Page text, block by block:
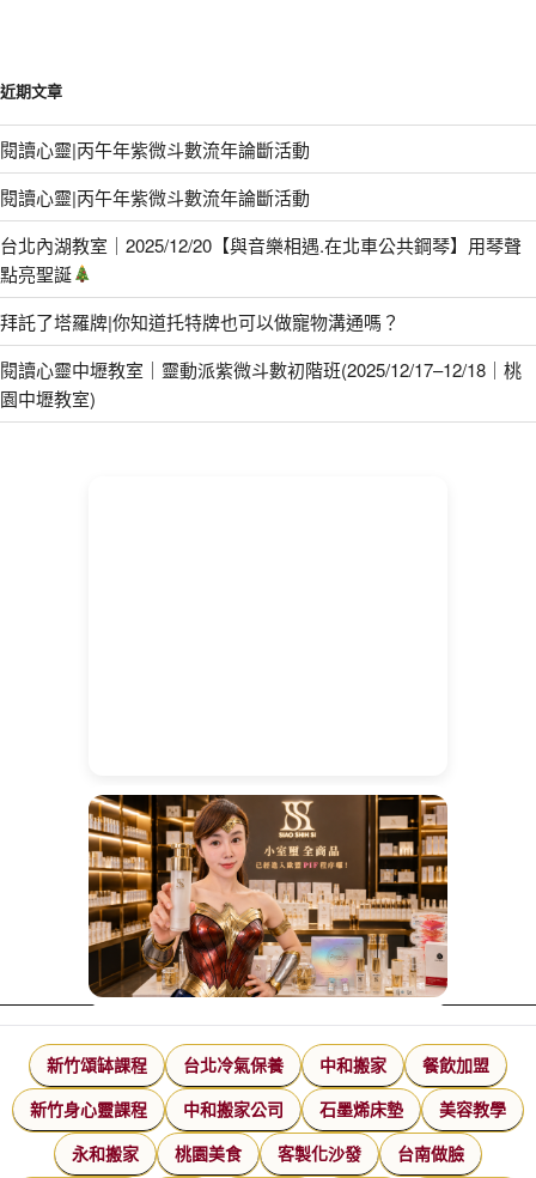
近期文章
閱讀心靈|丙午年紫微斗數流年論斷活動
閱讀心靈|丙午年紫微斗數流年論斷活動
台北內湖教室｜2025/12/20【與音樂相遇.在北車公共鋼琴】用琴聲
點亮聖誕
拜託了塔羅牌|你知道托特牌也可以做寵物溝通嗎？
閱讀心靈中壢教室｜靈動派紫微斗數初階班(2025/12/17–12/18｜桃
園中壢教室)
新竹頌缽課程 台北冷氣保養 中和搬家 餐飲加盟
新竹身心靈課程 中和搬家公司 石墨烯床墊 美容教學
永和搬家 桃園美食 客製化沙發 台南做臉